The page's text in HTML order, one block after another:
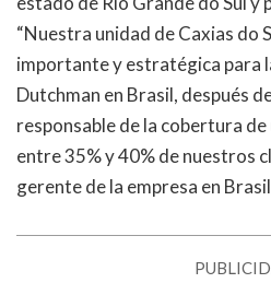
“Nuestra unidad de Caxias do
importante y estratégica para
Dutchman en Brasil, después
responsable de la cobertura
entre 35% y 40% de nuestros
gerente de la empresa en